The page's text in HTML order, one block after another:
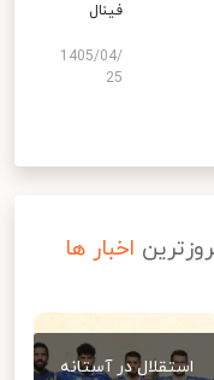
فینال
1405/04/
25
اخبار ها
استقلال در آستانه